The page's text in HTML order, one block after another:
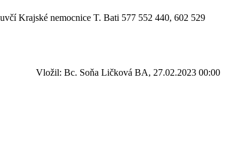
Krajské nemocnice T. Bati 577 552 440, 602 529
Vložil: Bc. Soňa Ličková BA, 27.02.2023 00:00